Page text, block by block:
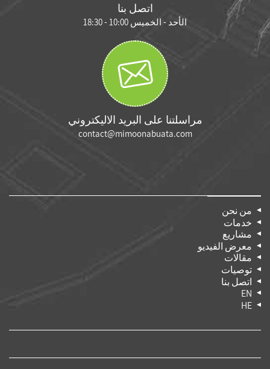
اتصل بنا
الأحد - الخميس 10:00 - 18:30
مراسلتنا على البريد الاليكتروني
contact@mimoonabuata.com
من نحن
خدمات
مشاريع
معرض الفيديو
مقالات
توصيات
اتصل بنا
EN
HE